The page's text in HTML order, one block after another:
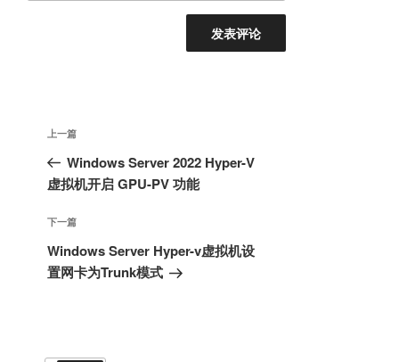
上
一
篇
章
上一篇
Windows Server 2022 Hyper-V
虚拟机开启 GPU-PV 功能
下
一
篇
下一篇
Windows Server Hyper-v虚拟机设
置网卡为Trunk模式